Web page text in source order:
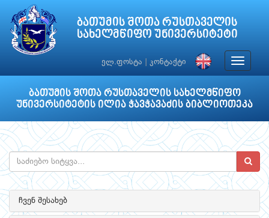
ბათუმის შოთა რუსთაველის
სახელმწიფო უნივერსიტეტი
ელ.ფოსტა კონტაქტი
Toggle
ბათუმის შოთა რუსთაველის სახელმწიფო
უნივერსიტეტის ილია ჭავჭავაძის ბიბლიოთეკა
ჩვენ შესახებ